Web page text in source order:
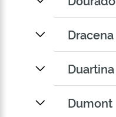
Dracena
Duartina
Dumont